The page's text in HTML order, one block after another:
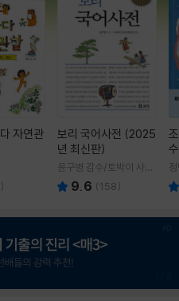
자연관
)
보리 국어사전 (2025
년 최신판)
윤구병 감수/토박이 사전
편찬실 편
9.6 (158)